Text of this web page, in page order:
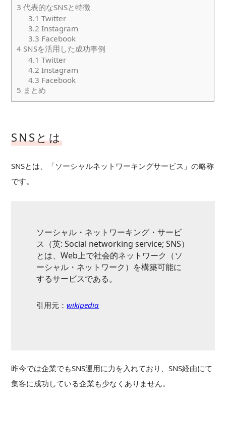
3 代表的なSNSと特徴
3.1 Twitter
3.2 Instagram
3.3 Facebook
4 SNSを活用した成功事例
4.1 Twitter
4.2 Instagram
4.3 Facebook
5 まとめ
SNSとは
SNSとは、「ソーシャルネットワーキングサービス」の略称
です。
ソーシャル・ネットワーキング・サービ
ス（英: Social networking service; SNS）
とは、Web上で社会的ネットワーク（ソ
ーシャル・ネットワーク）を構築可能に
するサービスである。
引用元：wikipedia
昨今では企業でもSNS運用に力を入れており、SNS経由にて
集客に成功している企業も少なくありません。